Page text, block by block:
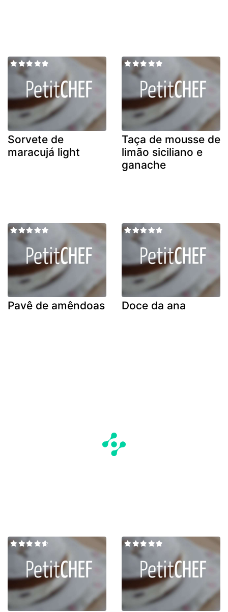
Sorvete de
maracujá light
Taça de mousse de
limão siciliano e
ganache
Pavê de amêndoas Doce da ana